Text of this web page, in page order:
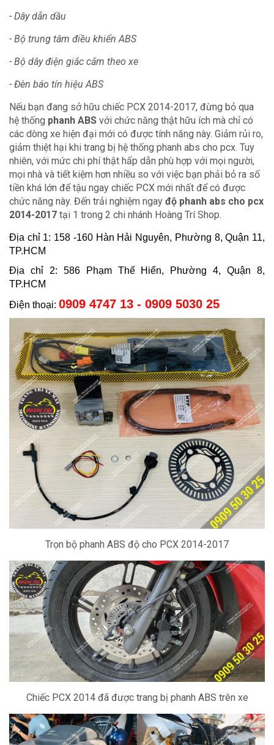
- Dây dẫn dầu
- Bộ trung tâm điều khiển ABS
- Bộ dây điện giắc cắm theo xe
- Đèn báo tín hiệu ABS
Nếu bạn đang sở hữu chiếc PCX 2014-2017, đừng bỏ qua
hệ thống phanh ABS với chức năng thật hữu ích mà chỉ có
các dòng xe hiện đại mới có được tính năng này. Giảm rủi ro,
giảm thiệt hại khi trang bị hệ thống phanh abs cho pcx. Tuy
nhiên, với mức chi phí thật hấp dẫn phù hợp với mọi người,
mọi nhà và tiết kiệm hơn nhiều so với việc bạn phải bỏ ra số
tiền khá lớn để tậu ngay chiếc PCX mới nhất để có được
chức năng này. Đến trải nghiệm ngay độ phanh abs cho pcx
2014-2017 tại 1 trong 2 chi nhánh Hoàng Trí Shop.
Địa chỉ 1: 158 -160 Hàn Hải Nguyên, Phường 8, Quận 11,
TP.HCM
Địa chỉ 2: 586 Phạm Thế Hiển, Phường 4, Quận 8,
TP.HCM
Điện thoại: 0909 4747 13 - 0909 5030 25
Trọn bộ phanh ABS độ cho PCX 2014-2017
Chiếc PCX 2014 đã được trang bị phanh ABS trên xe